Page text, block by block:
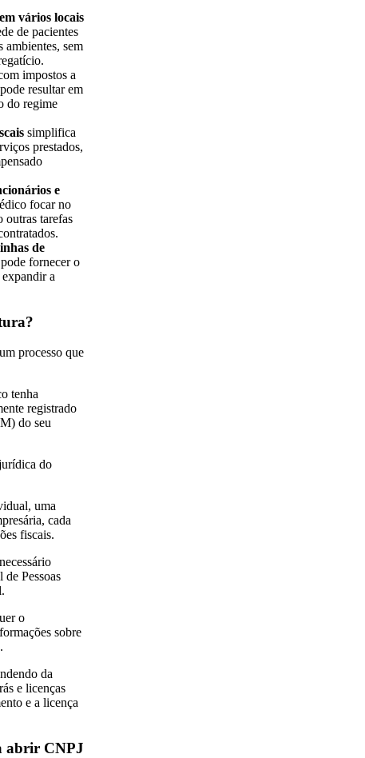
vários locais
de pacientes
ambientes, sem
impostos a
resultar em
do regime
simplifica
prestados,
e
focar no
outras tarefas
de
fornecer o
a
processo que
tenha
registrado
do seu
do
uma
cada
fiscais.
Pessoas
o
sobre
da
e licenças
e a licença
abrir CNPJ